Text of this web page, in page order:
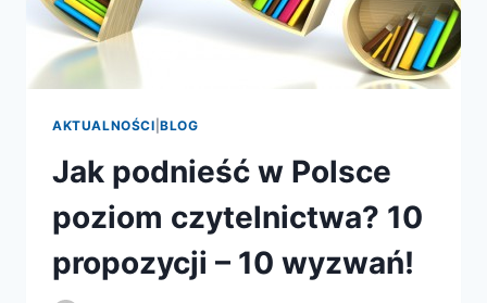
AKTUALNOŚCI |BLOG
Jak podnieść w Polsce
poziom czytelnictwa? 10
propozycji – 10 wyzwań!